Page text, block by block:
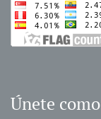
Únete